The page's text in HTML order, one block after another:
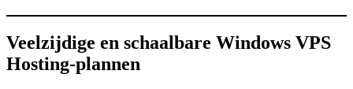
Veelzijdige en schaalbare Windows VPS
Hosting-plannen